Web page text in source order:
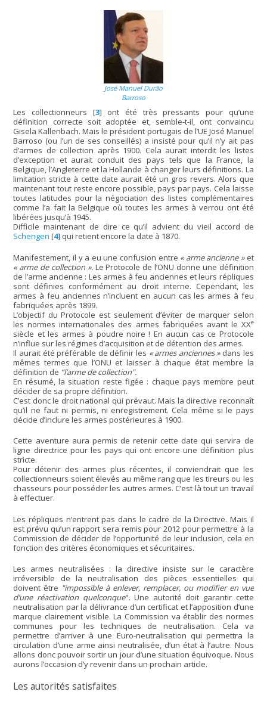
José Manuel Durão
Barroso
Les collectionneurs [3] ont été très pressants pour qu’une
définition correcte soit adoptée et, semble-t-il, ont convaincu
Gisela Kallenbach. Mais le président portugais de l’UE José Manuel
Barroso (ou l’un de ses conseillés) a insisté pour qu’il n’y ait pas
d’armes de collection après 1900. Cela aurait interdit les listes
d’exception et aurait conduit des pays tels que la France, la
Belgique, l’Angleterre et la Hollande à changer leurs définitions. La
limitation stricte à cette date aurait été un gros revers. Alors que
maintenant tout reste encore possible, pays par pays. Cela laisse
toutes latitudes pour la négociation des listes complémentaires
comme l’a fait la Belgique où toutes les armes à verrou ont été
libérées jusqu’à 1945.
Difficile maintenant de dire ce qu’il advient du vieil accord de
Schengen [4] qui retient encore la date à 1870.
Manifestement, il y a eu une confusion entre « arme ancienne »et
« arme de collection ».Le Protocole de l’ONU donne une définition
de l’arme ancienne : Les armes à feu anciennes et leurs répliques
sont définies conformément au droit interne. Cependant, les
armes à feu anciennes n’incluent en aucun cas les armes à feu
fabriquées après 1899.
L’objectif du Protocole est seulement d’éviter de marquer selon
les normes internationales des armes fabriquées avant le XXe
siècle et les armes à poudre noire ! En aucun cas ce Protocole
n’influe sur les régimes d’acquisition et de détention des armes.
Il aurait été préférable de définir les « armes anciennes »dans les
mêmes termes que l’ONU et laisser à chaque état membre la
définition de “l’arme de collection".
En résumé, la situation reste figée : chaque pays membre peut
décider de sa propre définition.
C’est donc le droit national qui prévaut. Mais la directive reconnaît
qu’il ne faut ni permis, ni enregistrement. Cela même si le pays
décide d’inclure les armes postérieures à 1900.
Cette aventure aura permis de retenir cette date qui servira de
ligne directrice pour les pays qui ont encore une définition plus
stricte.
Pour détenir des armes plus récentes, il conviendrait que les
collectionneurs soient élevés au même rang que les tireurs ou les
chasseurs pour posséder les autres armes. C’est là tout un travail
à effectuer.
Les répliques n’entrent pas dans le cadre de la Directive. Mais il
est prévu qu’un rapport sera remis pour 2012 pour permettre à la
Commission de décider de l’opportunité de leur inclusion, cela en
fonction des critères économiques et sécuritaires.
Les armes neutralisées : la directive insiste sur le caractère
irréversible de la neutralisation des pièces essentielles qui
doivent être "impossible à enlever, remplacer, ou modifier en vue
d’une réactivation quelconque". Une autorité doit garantir cette
neutralisation par la délivrance d’un certificat et l’apposition d’une
marque clairement visible. La Commission va établir des normes
communes pour les techniques de neutralisation. Cela va
permettre d’arriver à une Euro-neutralisation qui permettra la
circulation d’une arme ainsi neutralisée, d’un état à l’autre. Nous
allons donc pouvoir sortir un jour d’une situation équivoque. Nous
aurons l’occasion d’y revenir dans un prochain article.
Les autorités satisfaites